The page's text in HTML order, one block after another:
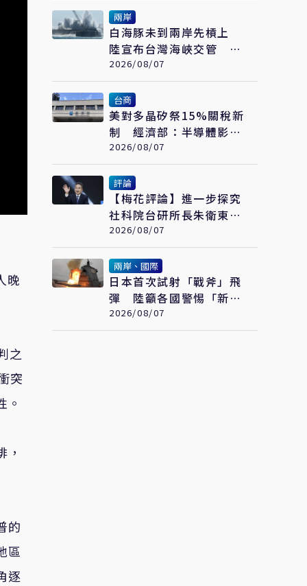
晚
之
突
。
的
區
逐
兩岸
白海豚未到兩岸先槓上
陸宣布台灣海峽交管 陸
委會：不勞費心
2026/08/07
台商
美對多晶矽祭15%關稅新
制 經濟部：半導體影響
可控、太陽能產業衝擊有
限
2026/08/07
評論
【梅花評論】進一步探究
社科院台研所長朱衛東的
「不統而統」
2026/08/07
兩岸、國際
日本首次試射「戰斧」飛
彈 陸籲各國警惕「新型
軍國主義」發展
2026/08/07